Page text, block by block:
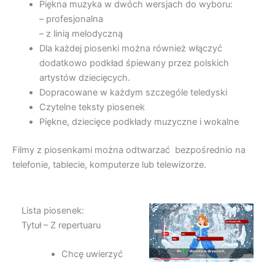
Piękna muzyka w dwóch wersjach do wyboru:
– profesjonalna
– z linią melodyczną
Dla każdej piosenki można również włączyć
dodatkowo podkład śpiewany przez polskich
artystów dziecięcych.
Dopracowane w każdym szczególe teledyski
Czytelne teksty piosenek
Piękne, dziecięce podkłady muzyczne i wokalne
Filmy z piosenkami można odtwarzać bezpośrednio na
telefonie, tablecie, komputerze lub telewizorze.
Lista piosenek:
Tytuł – Z repertuaru
Chcę uwierzyć